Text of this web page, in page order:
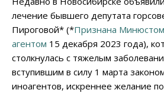
лечение бывшего депутата
Пироговой* (*Признана
агентом 15 декабря 2023 года),
столкнулась с тяжелым
вступившим в силу 1 марта
иноагентов, искреннее желание